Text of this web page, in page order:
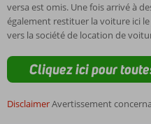
versa est omis. Une fois arrivé à
également restituer la voiture ici
vers la société de location de
Cliquez ici pour
DisclaimerAvertissement